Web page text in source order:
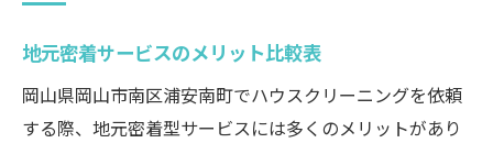
地元密着サービスのメリット比較表
岡山県岡山市南区浦安南町でハウスクリーニングを依頼
する際、地元密着型サービスには多くのメリットがあり